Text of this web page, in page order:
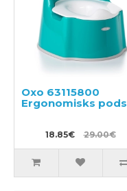
Oxo 63115800
Ergonomisks pods
18.85€ 29.00€